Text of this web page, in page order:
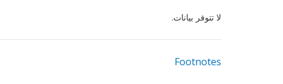
لا تتوفر بيانات.
Footnotes